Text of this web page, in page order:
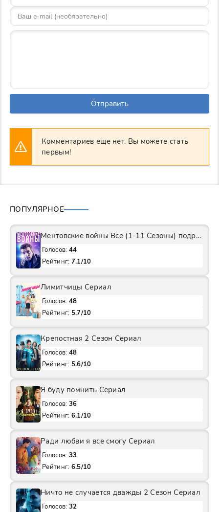
Отправить
Комментариев еще нет. Вы можете стать
первым!
ПОПУЛЯРНОЕ
Ментовские войны Все (1-11 Сезоны) подряд Сериал
Голосов: 44
Рейтинг: 7.1/10
Лимитчицы Сериал
Голосов: 48
Рейтинг: 5.7/10
Крепостная 2 Сезон Сериал
Голосов: 48
Рейтинг: 5.6/10
Я буду помнить Сериал
Голосов: 36
Рейтинг: 6.1/10
Ради любви я все смогу Сериал
Голосов: 33
Рейтинг: 6.5/10
Ничто не случается дважды 2 Сезон Сериал
Голосов: 32